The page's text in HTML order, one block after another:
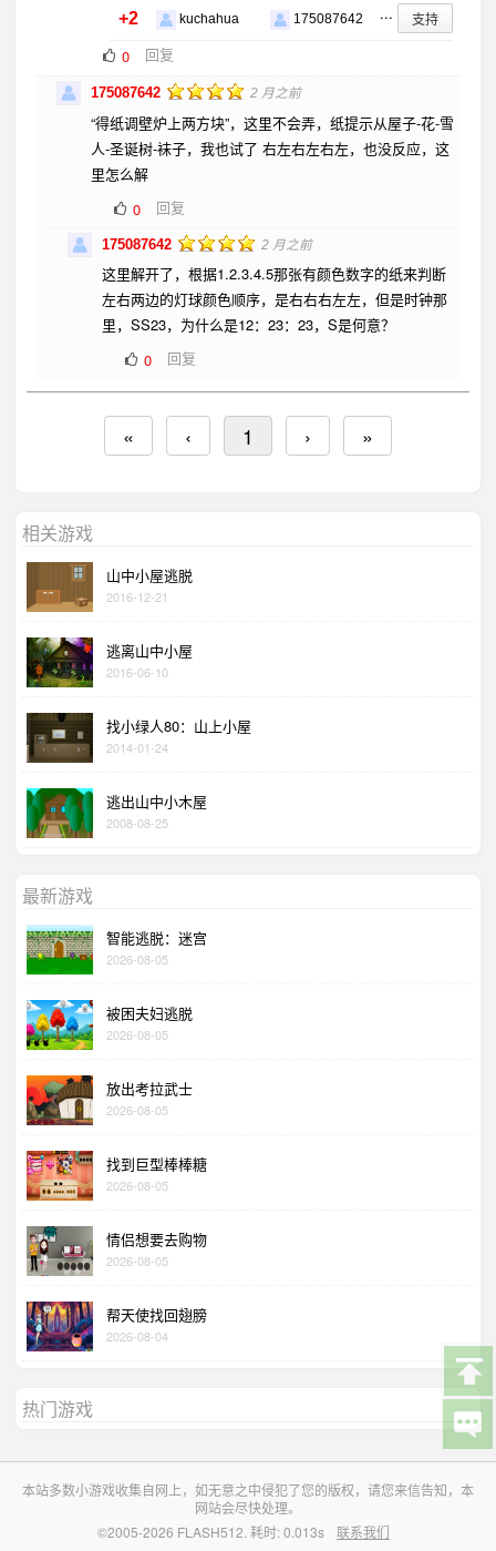
+2 kuchahua 175087642 ... 支持
0 回复
175087642 2 月之前
“得纸调壁炉上两方块”，这里不会弄，纸提示从屋子-花-雪
人-圣诞树-袜子，我也试了 右左右左右左，也没反应，这
里怎么解
0
回复
175087642 2 月之前
这里解开了，根据1.2.3.4.5那张有颜色数字的纸来判断
左右两边的灯球颜色顺序，是右右右左左，但是时钟那
里，SS23，为什么是12：23：23，S是何意？
0
回复
« ‹ 1 › »
相关游戏
山中小屋逃脱
2016-12-21
逃离山中小屋
2016-06-10
找小绿人80：山上小屋
2014-01-24
逃出山中小木屋
2008-08-25
最新游戏
智能逃脱：迷宫
2026-08-05
被困夫妇逃脱
2026-08-05
放出考拉武士
2026-08-05
找到巨型棒棒糖
2026-08-05
情侣想要去购物
2026-08-05
帮天使找回翅膀
2026-08-04
热门游戏
本站多数小游戏收集自网上，如无意之中侵犯了您的版权，请您来信告知，本
网站会尽快处理。
©2005-2026 FLASH512. 耗时: 0.013s
联系我们